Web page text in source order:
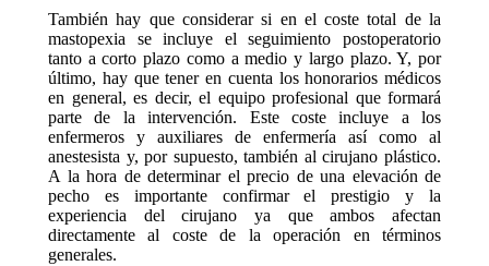
También hay que considerar si en el coste total de la
mastopexia se incluye el seguimiento postoperatorio
tanto a corto plazo como a medio y largo plazo. Y, por
último, hay que tener en cuenta los honorarios médicos
en general, es decir, el equipo profesional que formará
parte de la intervención. Este coste incluye a los
enfermeros y auxiliares de enfermería así como al
anestesista y, por supuesto, también al cirujano plástico.
A la hora de determinar el precio de una elevación de
pecho es importante confirmar el prestigio y la
experiencia del cirujano ya que ambos afectan
directamente al coste de la operación en términos
generales.